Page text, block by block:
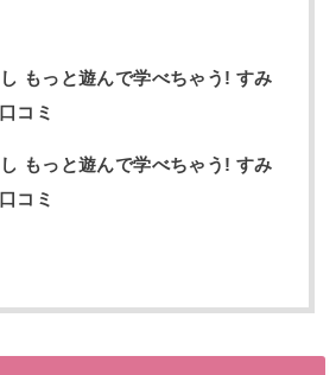
もっと遊んで学べちゃう! すみ
コミ
もっと遊んで学べちゃう! すみ
コミ